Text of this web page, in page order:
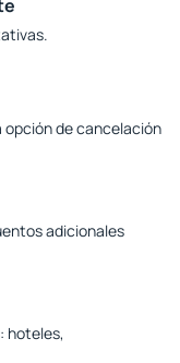
opción de cancelación
adicionales
hoteles,